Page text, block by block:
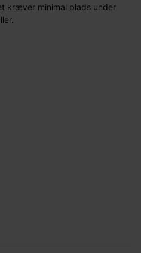
kræver minimal plads under